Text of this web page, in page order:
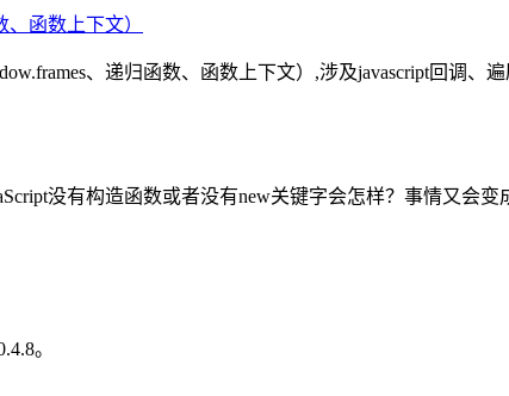
函数上下文）
、递归函数、函数上下文）,涉及javascript回调、
没有构造函数或者没有new关键字会怎样？事情又会
。